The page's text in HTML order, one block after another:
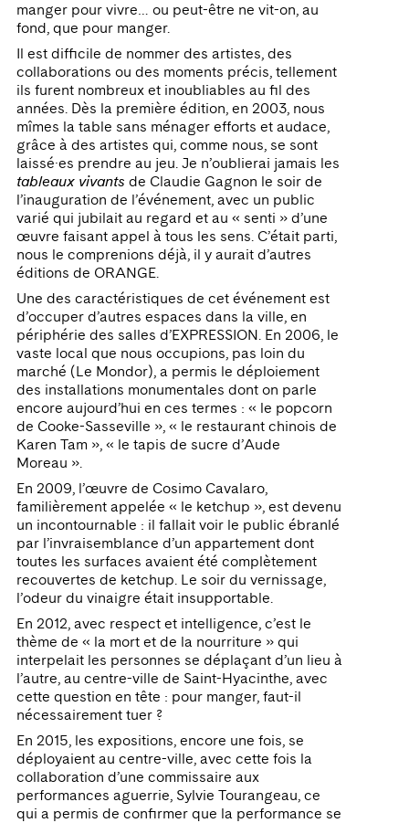
manger pour vivre… ou peut-être ne vit-on, au
fond, que pour manger.
Il est difficile de nommer des artistes, des
collaborations ou des moments précis, tellement
ils furent nombreux et inoubliables au fil des
années. Dès la première édition, en 2003, nous
mîmes la table sans ménager efforts et audace,
grâce à des artistes qui, comme nous, se sont
laissé·es prendre au jeu. Je n’oublierai jamais les
tableaux vivants de Claudie Gagnon le soir de
l’inauguration de l’événement, avec un public
varié qui jubilait au regard et au « senti » d’une
œuvre faisant appel à tous les sens. C’était parti,
nous le comprenions déjà, il y aurait d’autres
éditions de ORANGE.
Une des caractéristiques de cet événement est
d’occuper d’autres espaces dans la ville, en
périphérie des salles d’EXPRESSION. En 2006, le
vaste local que nous occupions, pas loin du
marché (Le Mondor), a permis le déploiement
des installations monumentales dont on parle
encore aujourd’hui en ces termes : « le popcorn
de Cooke-Sasseville », « le restaurant chinois de
Karen Tam », « le tapis de sucre d’Aude
Moreau ».
En 2009, l’œuvre de Cosimo Cavalaro,
familièrement appelée « le ketchup », est devenu
un incontournable : il fallait voir le public ébranlé
par l’invraisemblance d’un appartement dont
toutes les surfaces avaient été complètement
recouvertes de ketchup. Le soir du vernissage,
l’odeur du vinaigre était insupportable.
En 2012, avec respect et intelligence, c’est le
thème de « la mort et de la nourriture » qui
interpelait les personnes se déplaçant d’un lieu à
l’autre, au centre-ville de Saint-Hyacinthe, avec
cette question en tête : pour manger, faut-il
nécessairement tuer ?
En 2015, les expositions, encore une fois, se
déployaient au centre-ville, avec cette fois la
collaboration d’une commissaire aux
performances aguerrie, Sylvie Tourangeau, ce
qui a permis de confirmer que la performance se